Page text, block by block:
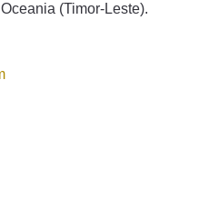
(Timor-Leste).